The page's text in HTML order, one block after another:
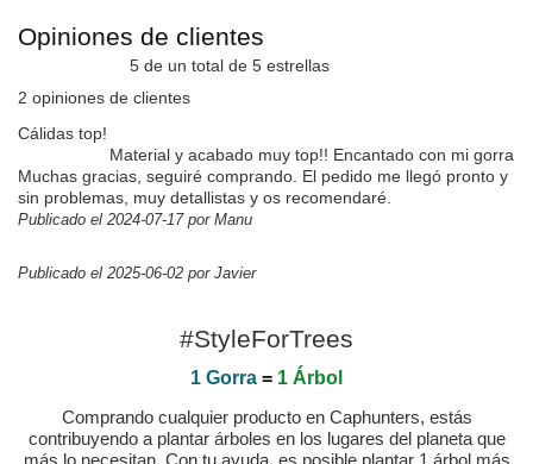
Opiniones de clientes
5 de un total de 5 estrellas
2 opiniones de clientes
Cálidas top!
Material y acabado muy top!! Encantado con mi gorra
Muchas gracias, seguiré comprando. El pedido me llegó pronto y
sin problemas, muy detallistas y os recomendaré.
Publicado el 2024-07-17 por Manu
Publicado el 2025-06-02 por Javier
#StyleForTrees
1 Gorra = 1 Árbol
Comprando cualquier producto en Caphunters, estás
contribuyendo a plantar árboles en los lugares del planeta que